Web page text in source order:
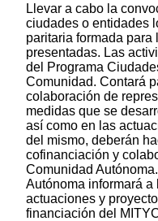
Llevar a cabo la
ciudades o entidades
paritaria formada
presentadas. Las
del Programa
Comunidad. Contará
colaboración de
medidas que se
así como en las
del mismo, deberán
cofinanciación y
Comunidad
Autónoma informará
actuaciones y
financiación del